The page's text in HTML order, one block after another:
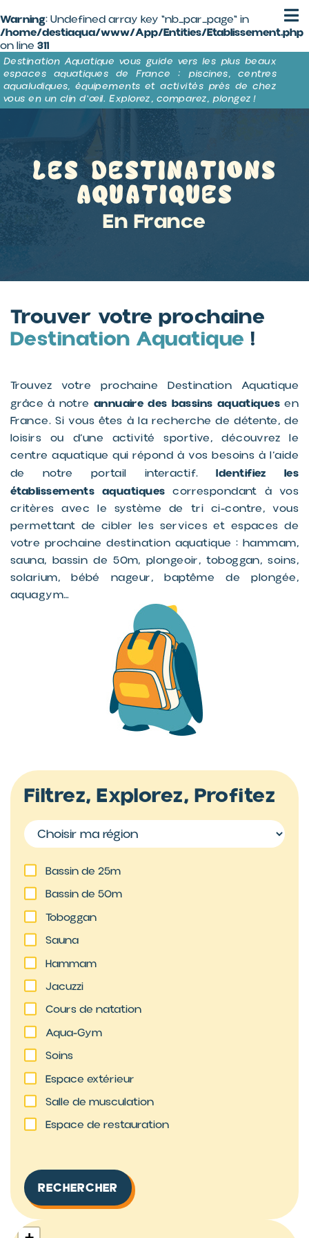
Warning: Undefined array key "nb_par_page" in
/home/destiaqua/www/App/Entities/Etablissement.php
on line 311
Destination Aquatique vous guide vers les plus beaux
espaces aquatiques de France : piscines, centres
aqualudiques, équipements et activités près de chez
vous en un clin d’œil. Explorez, comparez, plongez !
Les destinations
aquatiques
En France
Trouver votre prochaine
Destination Aquatique !
Trouvez votre prochaine Destination Aquatique
grâce à notre annuaire des bassins aquatiques en
France. Si vous êtes à la recherche de détente, de
loisirs ou d’une activité sportive, découvrez le
centre aquatique qui répond à vos besoins à l’aide
de notre portail interactif.Identifiez les
établissements aquatiques correspondant à vos
critères avec le système de tri ci-contre, vous
permettant de cibler les services et espaces de
votre prochaine destination aquatique : hammam,
sauna, bassin de 50m, plongeoir, toboggan, soins,
solarium, bébé nageur, baptême de plongée,
aquagym…
Filtrez, Explorez, Profitez
Bassin de 25m
Bassin de 50m
Toboggan
Sauna
Hammam
Jacuzzi
Cours de natation
Aqua-Gym
Soins
Espace extérieur
Salle de musculation
Espace de restauration